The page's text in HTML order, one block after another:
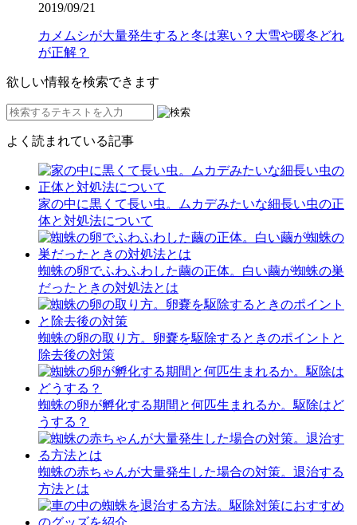
2019/09/21
カメムシが大量発生すると冬は寒い？大雪や暖冬どれ
が正解？
欲しい情報を検索できます
よく読まれている記事
家の中に黒くて長い虫。ムカデみたいな細長い虫の正
体と対処法について
蜘蛛の卵でふわふわした繭の正体。白い繭が蜘蛛の巣
だったときの対処法とは
蜘蛛の卵の取り方。卵嚢を駆除するときのポイントと
除去後の対策
蜘蛛の卵が孵化する期間と何匹生まれるか。駆除はど
うする？
蜘蛛の赤ちゃんが大量発生した場合の対策。退治する
方法とは